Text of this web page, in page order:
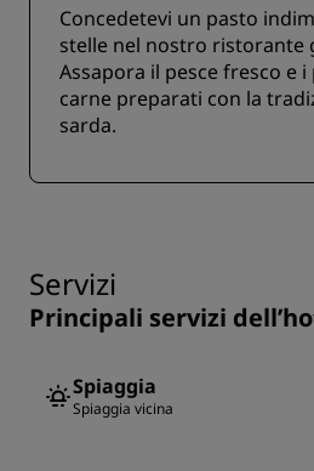
Concedetevi un pasto
stelle nel nostro ristorante
Assapora il pesce fresco e
carne preparati con la
sarda.
Servizi
Principali servizi
Spiaggia
Spiaggia vicina